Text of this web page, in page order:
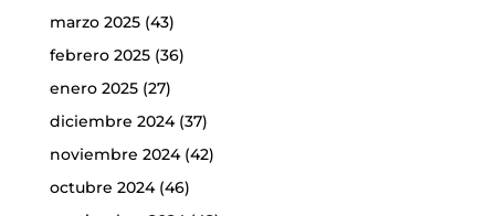
marzo 2025(43)
febrero 2025(36)
enero 2025(27)
diciembre 2024(37)
noviembre 2024(42)
octubre 2024(46)